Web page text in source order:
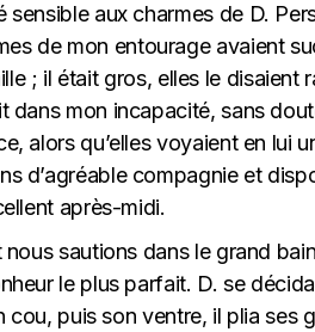
sensible aux charmes de D.
de mon entourage avaient
; il était gros, elles le
dans mon incapacité, sans
alors qu’elles voyaient en lui
d’agréable compagnie et
après-midi.
sautions dans le grand
le plus parfait. D. se
cou, puis son ventre, il plia ses